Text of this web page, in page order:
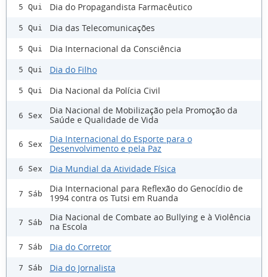
5 Qui Dia do Propagandista Farmacêutico
5 Qui Dia das Telecomunicações
5 Qui Dia Internacional da Consciência
5 Qui Dia do Filho
5 Qui Dia Nacional da Polícia Civil
6 Sex
Dia Nacional de Mobilização pela Promoção da
Saúde e Qualidade de Vida
6 Sex
Dia Internacional do Esporte para o
Desenvolvimento e pela Paz
6 Sex Dia Mundial da Atividade Física
7 Sáb
Dia Internacional para Reflexão do Genocídio de
1994 contra os Tutsi em Ruanda
7 Sáb
Dia Nacional de Combate ao Bullying e à Violência
na Escola
7 Sáb Dia do Corretor
7 Sáb Dia do Jornalista